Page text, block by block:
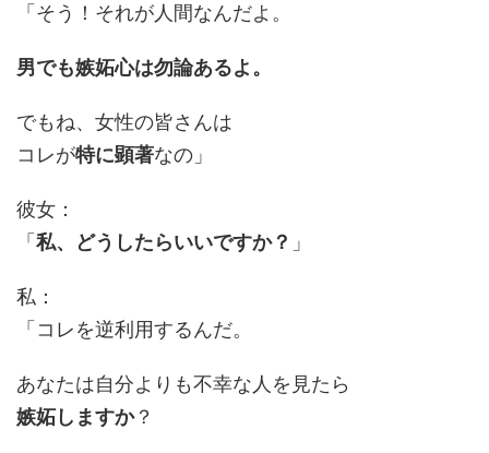
「そう！それが人間なんだよ。
男でも嫉妬心は勿論あるよ。
でもね、女性の皆さんは
コレが特に顕著なの」
彼女：
「 私、どうしたらいいですか？ 」
私：
「コレを逆利用するんだ。
あなたは自分よりも不幸な人を見たら
嫉妬しますか？